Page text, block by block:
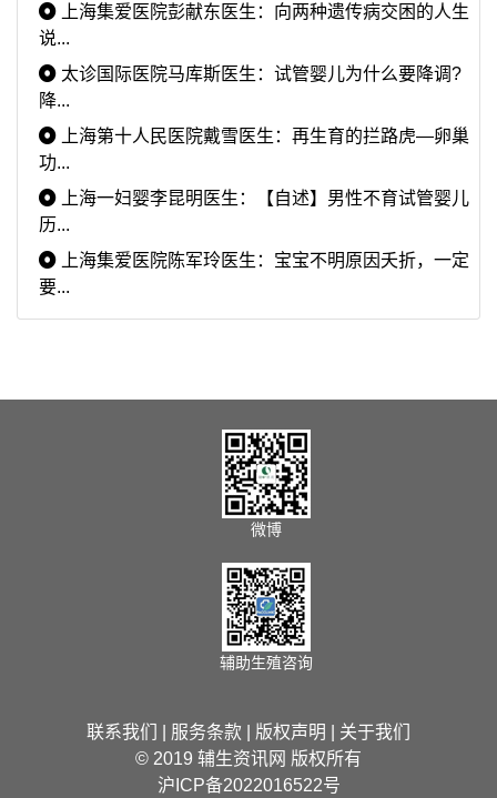
上海集爱医院彭献东医生：向两种遗传病交困的人生
说...
太诊国际医院马库斯医生：试管婴儿为什么要降调?
降...
上海第十人民医院戴雪医生：再生育的拦路虎—卵巢
功...
上海一妇婴李昆明医生：【自述】男性不育试管婴儿
历...
上海集爱医院陈军玲医生：宝宝不明原因夭折，一定
要...
微博
辅助生殖咨询
联系我们 服务条款 版权声明
关于我们
© 2019 辅生资讯网 版权所有
沪ICP备2022016522号